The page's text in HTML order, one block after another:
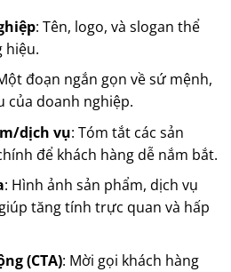
: Tên, logo, và slogan thể
hiệu.
đoạn ngắn gọn về sứ mệnh,
của doanh nghiệp.
dịch vụ: Tóm tắt các sản
để khách hàng dễ nắm bắt.
: Hình ảnh sản phẩm, dịch vụ
tăng tính trực quan và hấp
(CTA): Mời gọi khách hàng